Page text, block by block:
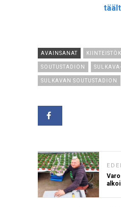
AVAINSANAT
SOUTUSTADION
SULKAVAN SOUTUSTADION